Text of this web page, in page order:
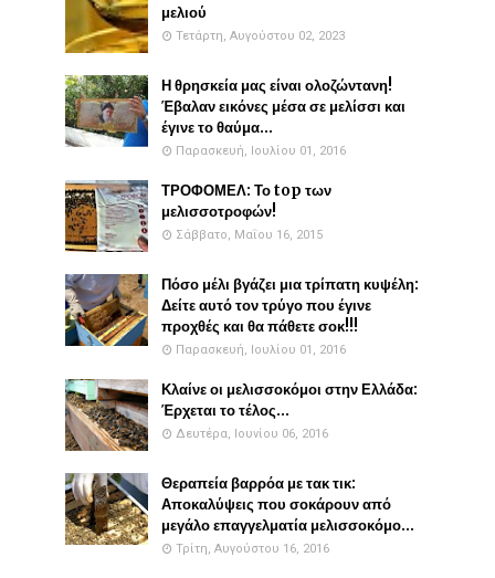
μελιού
Τετάρτη, Αυγούστου 02, 2023
Η θρησκεία μας είναι ολοζώντανη!
Έβαλαν εικόνες μέσα σε μελίσσι και
έγινε το θαύμα...
Παρασκευή, Ιουλίου 01, 2016
ΤΡΟΦΟΜΕΛ: Το top των
μελισσοτροφών!
Σάββατο, Μαΐου 16, 2015
Πόσο μέλι βγάζει μια τρίπατη κυψέλη:
Δείτε αυτό τον τρύγο που έγινε
προχθές και θα πάθετε σοκ!!!
Παρασκευή, Ιουλίου 01, 2016
Κλαίνε οι μελισσοκόμοι στην Ελλάδα:
Έρχεται το τέλος...
Δευτέρα, Ιουνίου 06, 2016
Θεραπεία βαρρόα με τακ τικ:
Αποκαλύψεις που σοκάρουν από
μεγάλο επαγγελματία μελισσοκόμο...
Τρίτη, Αυγούστου 16, 2016